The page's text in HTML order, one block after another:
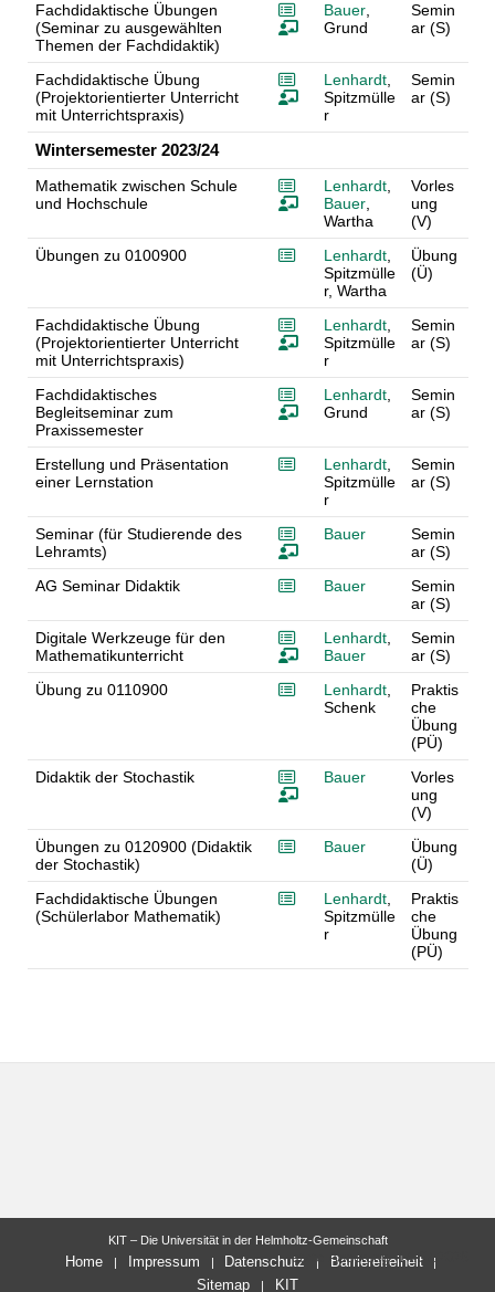
Fachdidaktische Übungen
(Seminar zu ausgewählten
Themen der Fachdidaktik)
Bauer,
Grund
Semin
ar (S)
Fachdidaktische Übung
(Projektorientierter Unterricht
mit Unterrichtspraxis)
Lenhardt,
Spitzmülle
r
Semin
ar (S)
Wintersemester 2023/24
Mathematik zwischen Schule
und Hochschule
Lenhardt,
Bauer,
Wartha
Vorles
ung
(V)
Übungen zu 0100900
Lenhardt,
Spitzmülle
r, Wartha
Übung
(Ü)
Fachdidaktische Übung
(Projektorientierter Unterricht
mit Unterrichtspraxis)
Lenhardt,
Spitzmülle
r
Semin
ar (S)
Fachdidaktisches
Begleitseminar zum
Praxissemester
Lenhardt,
Grund
Semin
ar (S)
Erstellung und Präsentation
einer Lernstation
Lenhardt,
Spitzmülle
r
Semin
ar (S)
Seminar (für Studierende des
Lehramts)
Bauer
Semin
ar (S)
AG Seminar Didaktik
Bauer
Semin
ar (S)
Digitale Werkzeuge für den
Mathematikunterricht
Lenhardt,
Bauer
Semin
ar (S)
Übung zu 0110900
Lenhardt,
Schenk
Praktis
che
Übung
(PÜ)
Didaktik der Stochastik
Bauer
Vorles
ung
(V)
Übungen zu 0120900 (Didaktik
der Stochastik)
Bauer
Übung
(Ü)
Fachdidaktische Übungen
(Schülerlabor Mathematik)
Lenhardt,
Spitzmülle
r
Praktis
che
Übung
(PÜ)
letzte Änderung: 14.07.2026
KIT – Die Universität in der Helmholtz-Gemeinschaft
Home Impressum Datenschutz
Barrierefreiheit
Sitemap
KIT